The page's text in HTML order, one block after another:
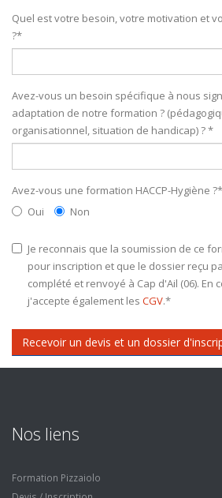
Quel est votre besoin, votre motivation et
?*
Avez-vous un besoin spécifique à nous
adaptation de notre formation ?
organisationnel, situation de handicap) ?*
Avez-vous une formation HACCP-Hygiène ?*
Oui
Non
Je reconnais que la soumission de ce
pour inscription et que le dossier reçu
complété et renvoyé à Cap d'Ail (06). En
j'accepte également les CGV.*
Recevoir un devis et un dossier
Nos liens
Formation Pizzaiolo